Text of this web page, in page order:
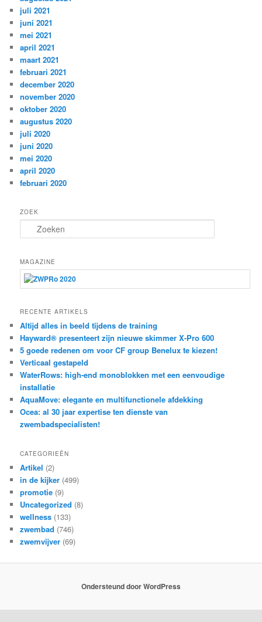
juli 2021
juni 2021
mei 2021
april 2021
maart 2021
februari 2021
december 2020
november 2020
oktober 2020
augustus 2020
juli 2020
juni 2020
mei 2020
april 2020
februari 2020
ZOEK
o
k
e
n
MAGAZINE
RECENTE ARTIKELS
Altijd alles in beeld tijdens de training
Hayward® presenteert zijn nieuwe skimmer X-Pro 600
5 goede redenen om voor CF group Benelux te kiezen!
Verticaal gestapeld
WaterRows: high-end monoblokken met een eenvoudige
installatie
AquaMove: elegante en multifunctionele afdekking
Ocea: al 30 jaar expertise ten dienste van
zwembadspecialisten!
CATEGORIEËN
Artikel (2)
in de kijker (499)
promotie (9)
Uncategorized (8)
wellness (133)
zwembad (746)
zwemvijver (69)
Ondersteund door WordPress